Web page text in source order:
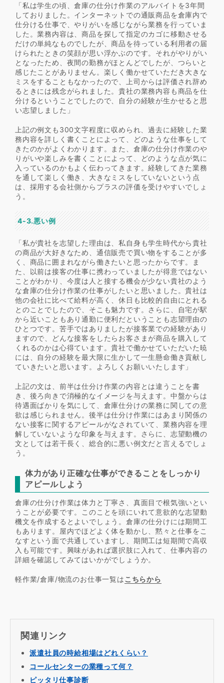
「私は学生の頃、倉庫の仕分け作業のアルバイトを3年間
しておりました。インターネットでの通販商品を倉庫内で
仕分ける仕事で、やりがいを感じながら業務を行っていま
した。業務内容は、商品を探して指定のカゴに移動させる
だけの単純なものでしたが、商品を待っている利用者の届
けられたときの笑顔が思い浮かぶのです。それがやりがい
となったため、夜間の勤務がほとんどでしたが、つらいと
感じたことがありません。楽しく働かせていただき大きな
ミスをすることもなかったので、上司からは評価され辞め
るときには残念がられました。貴社の業務内容も商品を仕
分けるということでしたので、自分の経験が生かせると思
い志望しました」
上記の例文も300文字程度に収められ、過去に経験した業
務内容を詳しく書くことによって、どのような仕事をして
きたのかがよくわかります。また、倉庫の仕分け作業のや
りがいや楽しみを書くことによって、どのような点が気に
入っているのかもよく伝わってきます。経験してきた業務
を通して楽しく働き、大きなミスをしていないという点
は、採用する会社側からプラスの評価を受けやすいでしょ
う。
4-3.悪い例
「私が貴社を志望した理由は、私自身も学生時代から貴社
の商品が大好きなため、通信販売で買い物をすることが多
く、商品に囲まれながら働きたいと思ったからです。ま
た、以前は接客の仕事に携わっていましたが得意ではない
ことがわかり、今度は人と接する機会が少ない貴社のよう
な倉庫の仕分け作業の仕事がしたいと思いました。貴社は
他の会社に比べて給料が高く、休日も比較的自由にとれる
とのことでしたので、そこも魅力です。さらに、自宅が駅
から近いこともあり通勤に便利だということも志望理由の
ひとつです。苦手ではありましたが接客業での経験があり
ますので、どんな接客をしたらお客さまが商品を購入して
くれるのかは心得ています。貴社で働かせていただいた暁
には、自分の経験を最大限に生かして一生懸命働き貢献し
ていきたいと思います。よろしくお願いいたします」
上記の文は、前半は仕分け作業の内容とは違うことを書
き、後ろ向きで消極的なイメージを与えます。中盤からは
待遇面ばかりを気にして、倉庫仕分けの業務に関しての意
欲は感じられません。後半は仕分け作業にはあまり関係の
ない接客に関するアピールがなされていて、業務内容を理
解していないような印象を与えます。さらに、志望動機の
文としては若干長く、総合的に悪い例文だと言えるでしょ
う。
体力があり正確な仕事ができることをしっかり
アピールしよう
倉庫の仕分け作業は体力と丁寧さ、真面目で根気強いとい
うことが必要です。このことを頭にいれて意欲的な志望動
機文を作成するとよいでしょう。倉庫の仕分けには期間工
もあります。屋内でほどよく体を動かし、黙々と仕事をこ
なすという面で共通していますし、期間工は短期間で高収
入も可能です。興味があれば選択肢に入れて、仕事内容の
詳細を確認してみてはいかがでしょうか。
軽作業/倉庫/物流のお仕事一覧はこちらから
関連リンク
派遣社員の時給相場はどれくらい？
コールセンターの業種って何？
ピッタリ仕事診断